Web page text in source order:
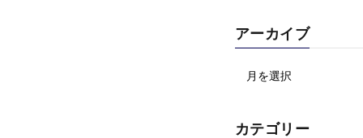
アーカイブ
カテゴリー